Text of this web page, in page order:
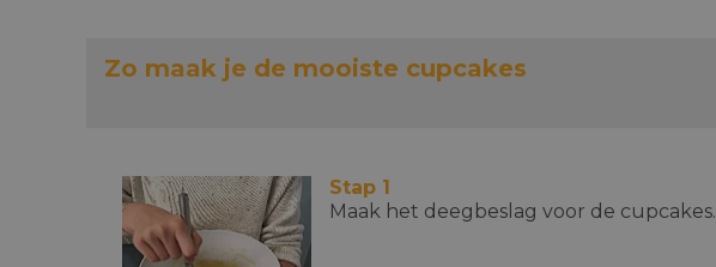
Zo maak je de mooiste cupcakes
Stap 1
Maak het deegbeslag voor de cupcakes.